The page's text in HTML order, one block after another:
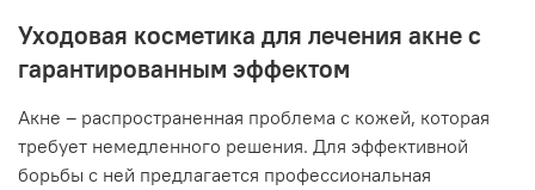
Уходовая косметика для лечения акне с
гарантированным эффектом
Акне – распространенная проблема с кожей, которая
требует немедленного решения. Для эффективной
борьбы с ней предлагается профессиональная